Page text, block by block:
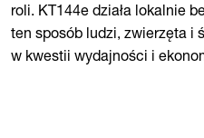
roli. KT144e działa lokalnie
ten sposób ludzi, zwierzęta i
w kwestii wydajności i